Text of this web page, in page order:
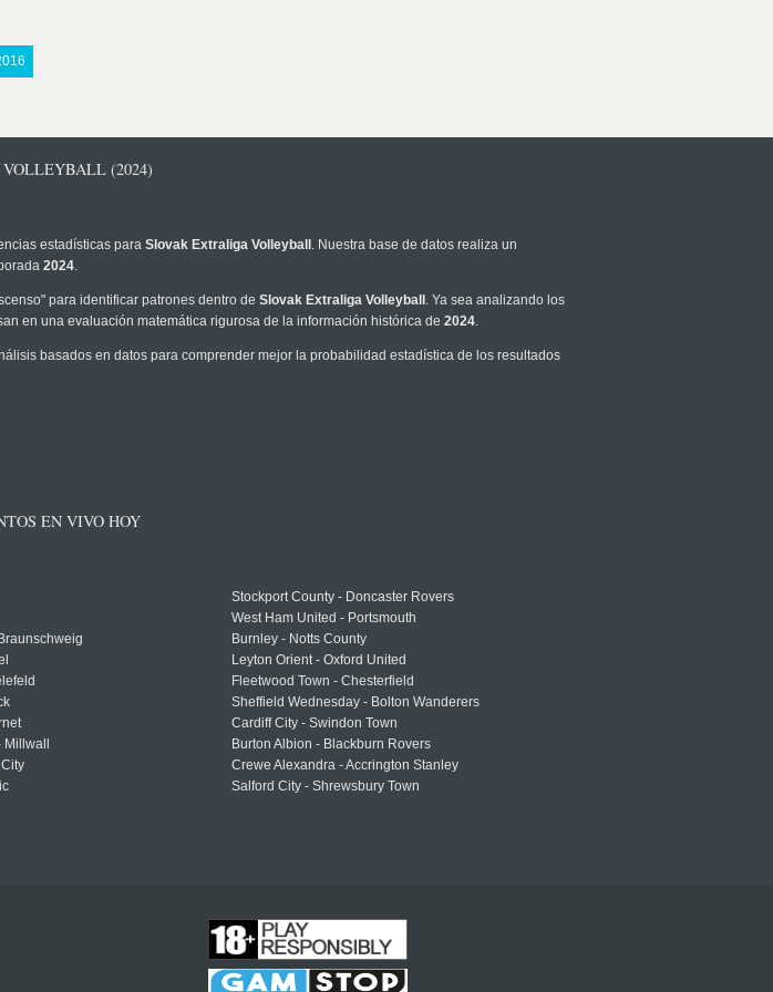
(2024)
estadísticas para Slovak Extraliga Volleyball . Nuestra base de datos realiza un
2024.
para identificar patrones dentro de Slovak Extraliga Volleyball . Ya sea analizando los
en una evaluación matemática rigurosa de la información histórica de 2024.
basados en datos para comprender mejor la probabilidad estadística de los resultados
EN VIVO HOY
Stockport County - Doncaster Rovers
West Ham United - Portsmouth
Burnley - Notts County
Leyton Orient - Oxford United
Fleetwood Town - Chesterfield
Sheffield Wednesday - Bolton Wanderers
Cardiff City - Swindon Town
Burton Albion - Blackburn Rovers
Crewe Alexandra - Accrington Stanley
Salford City - Shrewsbury Town